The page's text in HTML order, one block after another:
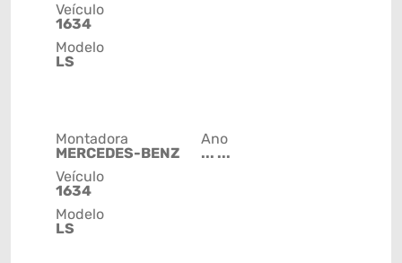
Veículo
1634
Modelo
LS
Montadora
MERCEDES-BENZ
Veículo
1634
Modelo
LS
Ano
... ...